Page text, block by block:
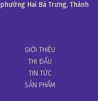
Hai Bà Trưng, Thành
GIỚI THIỆU
THI ĐẤU
TIN TỨC
SẢN PHẨM